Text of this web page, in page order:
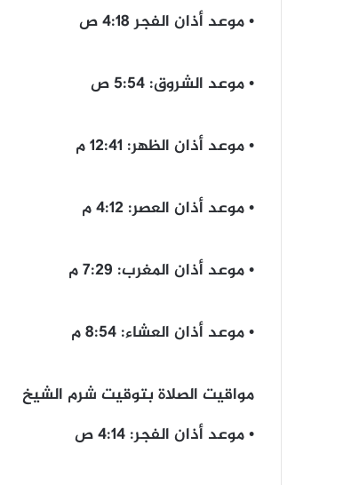
• موعد أذان الفجر 4:18 ص
• موعد أذان الظهر: 12:41 م
• موعد أذان العصر: 4:12 م
• موعد أذان المغرب: 7:29 م
• موعد أذان العشاء: 8:54 م
مواقيت الصلاة بتوقيت شرم الشيخ
• موعد أذان الفجر: 4:14 ص